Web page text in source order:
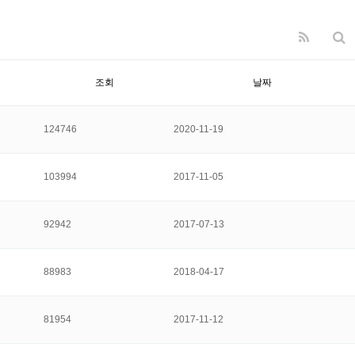
조회 날짜
124746 2020-11-19
103994 2017-11-05
92942 2017-07-13
88983 2018-04-17
81954 2017-11-12